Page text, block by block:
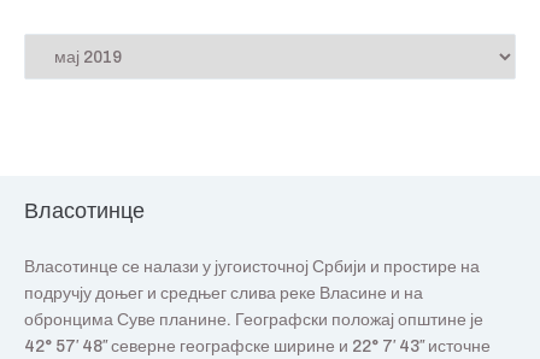
Власотинце
Власотинце се налази у југоисточној Србији и простире на
подручју доњег и средњег слива реке Власине и на
обронцима Суве планине. Географски положај општине је
42° 57′ 48″ северне географске ширине и 22° 7′ 43″ источне